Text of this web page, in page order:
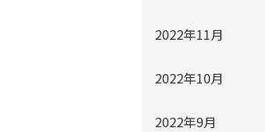
2022年11月
2022年10月
2022年9月